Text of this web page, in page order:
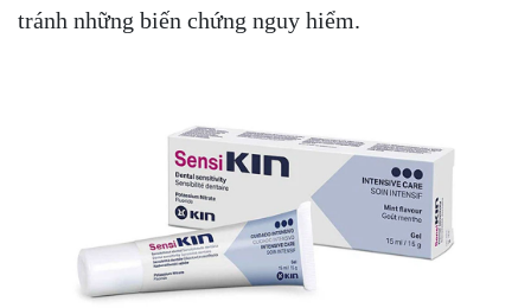
tránh những biến chứng nguy hiểm.